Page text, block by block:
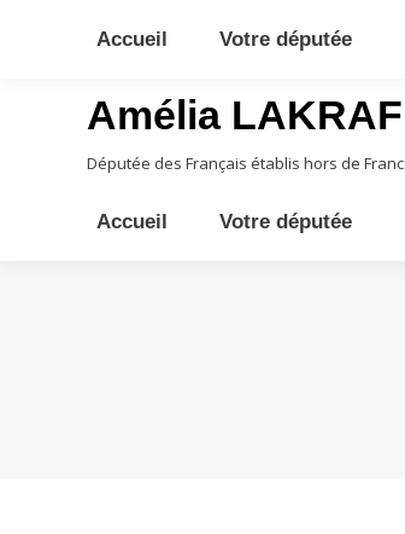
Amélia
Députée des Français établis hors de
Accueil Votre députée
Accueil Votre députée